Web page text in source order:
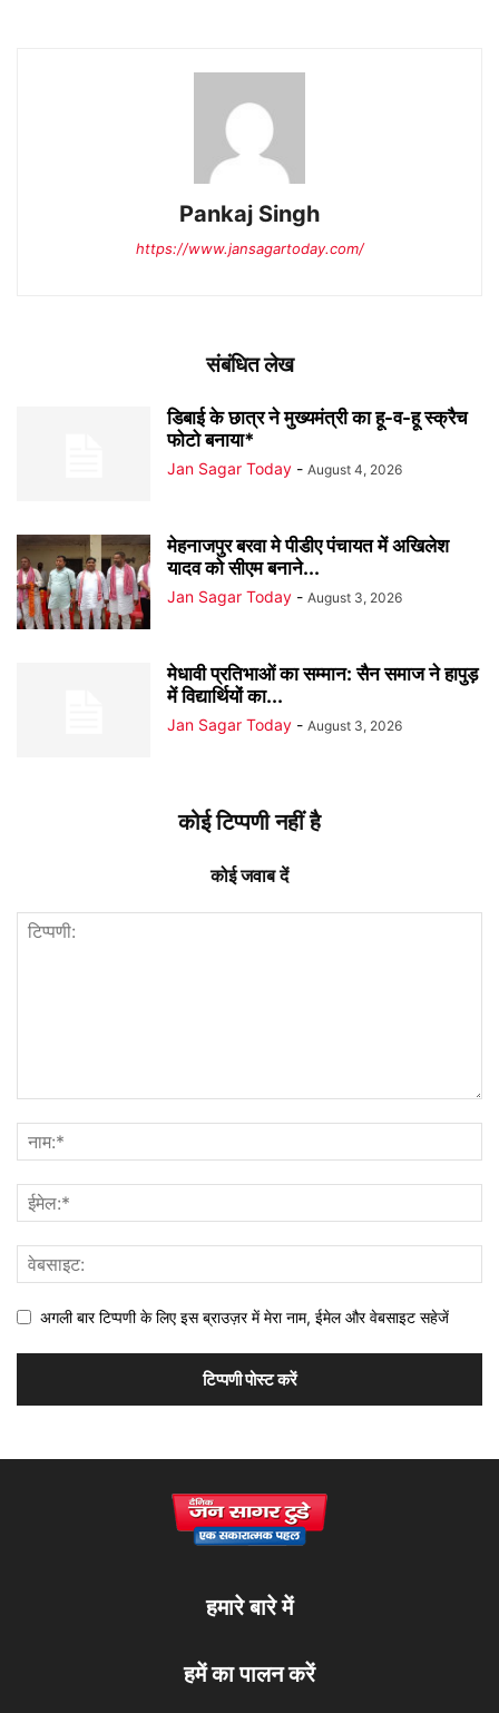
Pankaj Singh
https://www.jansagartoday.com/
संबंधित लेख
डिबाई के छात्र ने मुख्यमंत्री का हू-व-हू स्क्रैच
फोटो बनाया*
Jan Sagar Today - August 4, 2026
मेहनाजपुर बरवा मे पीडीए पंचायत में अखिलेश
यादव को सीएम बनाने...
Jan Sagar Today - August 3, 2026
मेधावी प्रतिभाओं का सम्मान: सैन समाज ने हापुड़
में विद्यार्थियों का...
Jan Sagar Today - August 3, 2026
कोई टिप्पणी नहीं है
कोई जवाब दें
अगली बार टिप्पणी के लिए इस ब्राउज़र में मेरा नाम, ईमेल और वेबसाइट सहेजें
हमारे बारे में
हमें का पालन करें